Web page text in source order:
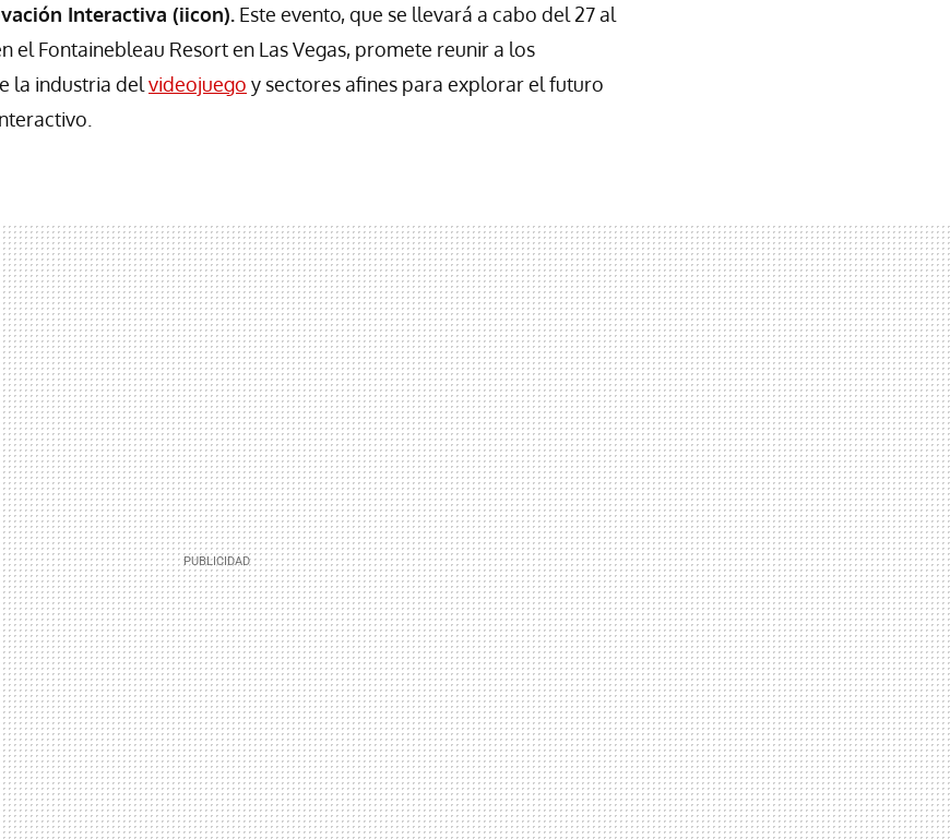
Interactiva (iicon). Este evento, que se llevará a cabo del 27 al
el Fontainebleau Resort en Las Vegas, promete reunir a los
la industria del videojuego y sectores afines para explorar el futuro